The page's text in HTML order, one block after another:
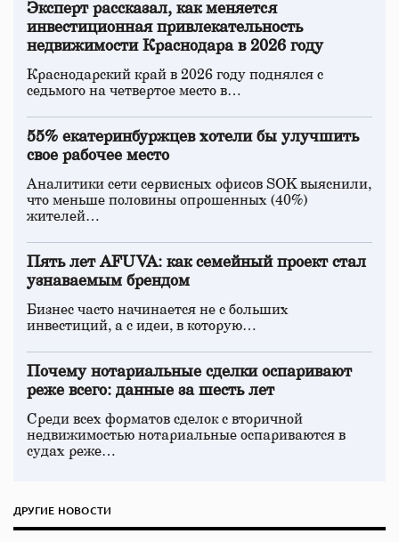
Эксперт рассказал, как меняется
инвестиционная привлекательность
недвижимости Краснодара в 2026 году
Краснодарский край в 2026 году поднялся с
седьмого на четвертое место в…
55% екатеринбуржцев хотели бы улучшить
свое рабочее место
Аналитики сети сервисных офисов SOK выяснили,
что меньше половины опрошенных (40%)
жителей…
Пять лет AFUVA: как семейный проект стал
узнаваемым брендом
Бизнес часто начинается не с больших
инвестиций, а с идеи, в которую…
Почему нотариальные сделки оспаривают
реже всего: данные за шесть лет
Среди всех форматов сделок с вторичной
недвижимостью нотариальные оспариваются в
судах реже…
ДРУГИЕ НОВОСТИ